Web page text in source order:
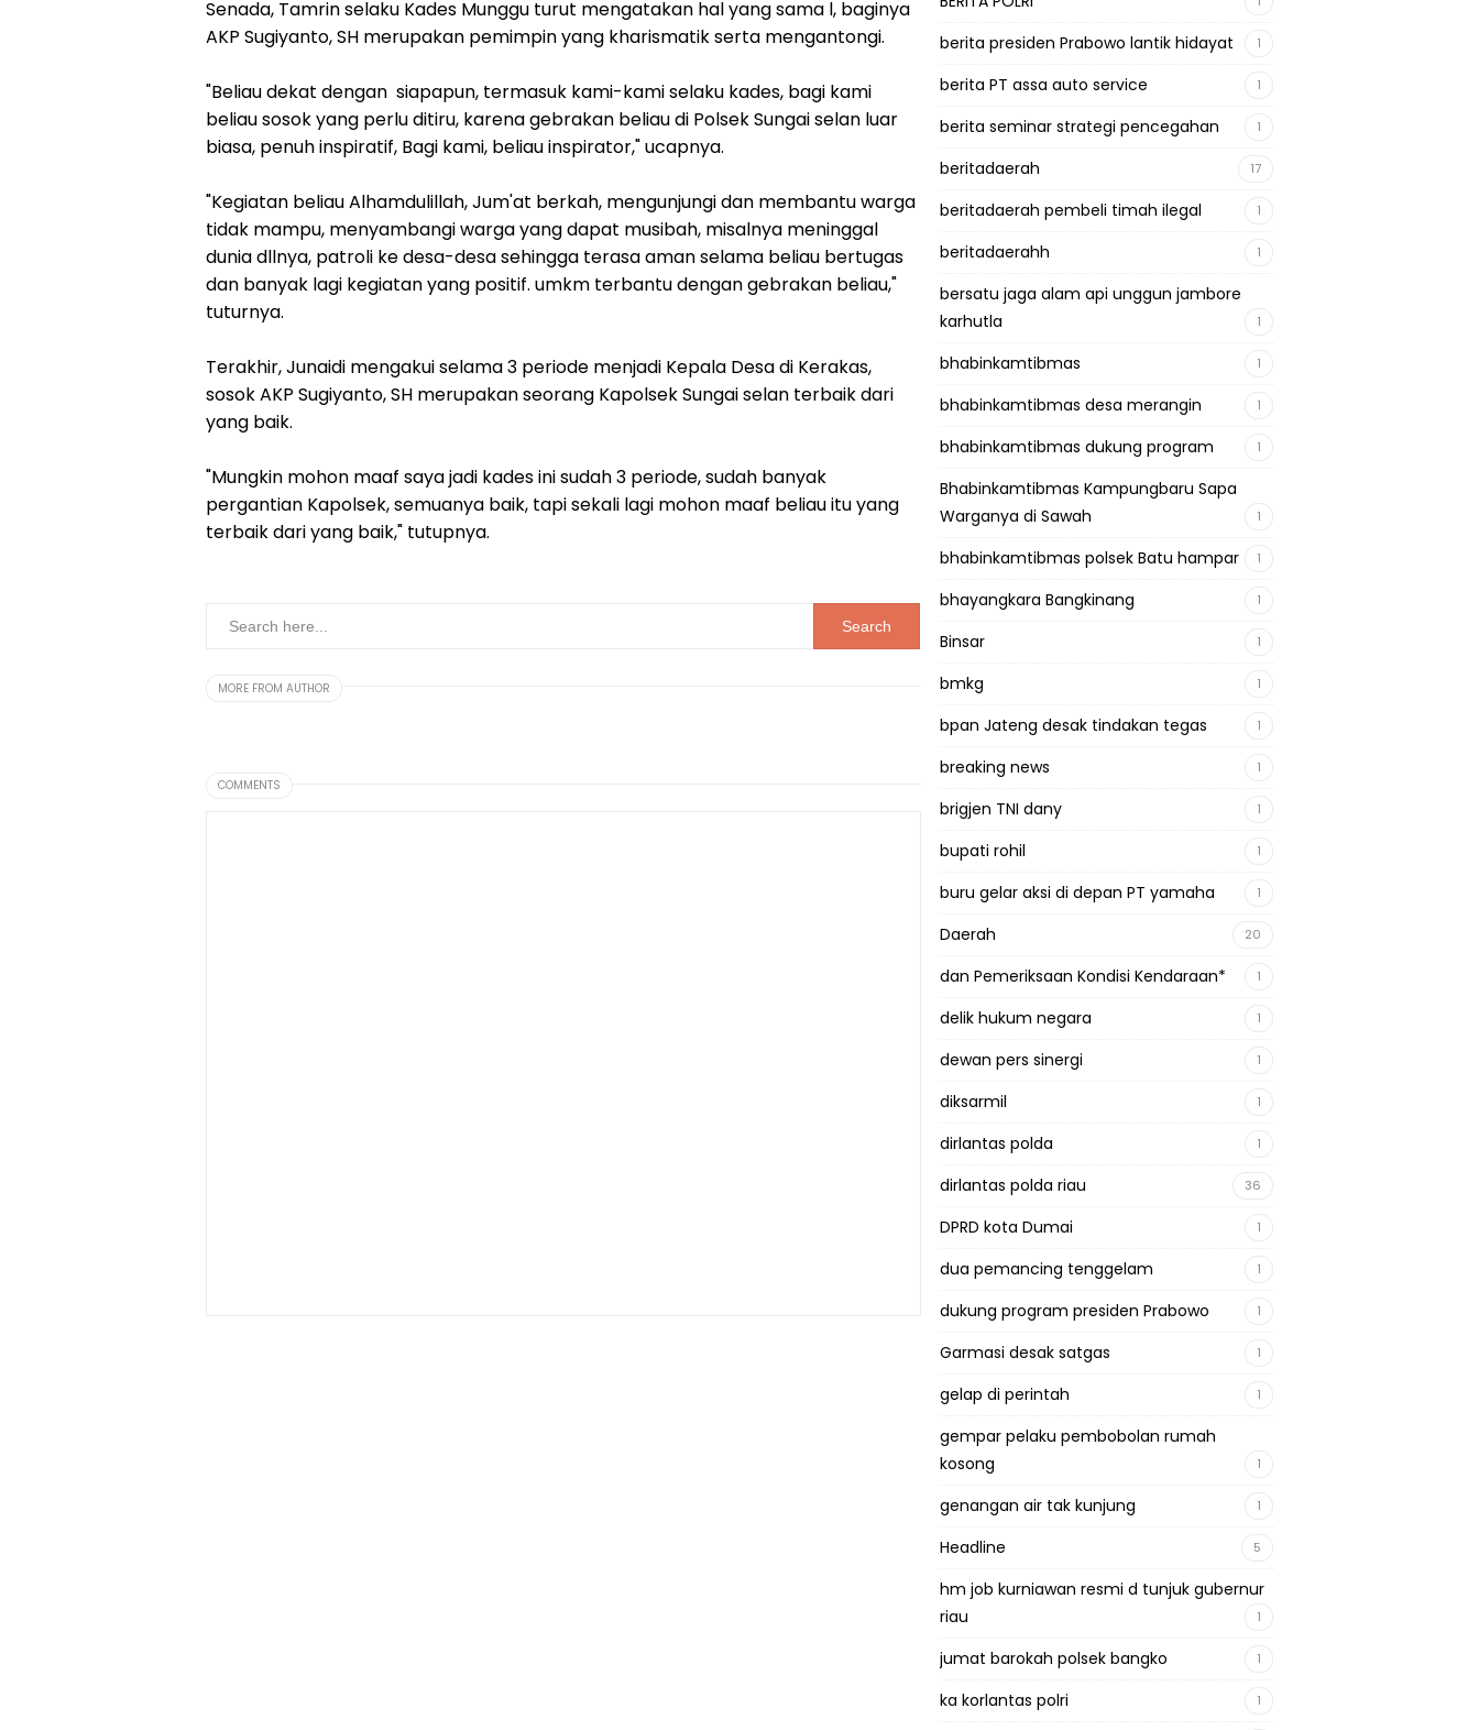
Senada, Tamrin selaku Kades Munggu turut mengatakan hal yang sama l, baginya
AKP Sugiyanto, SH merupakan pemimpin yang kharismatik serta mengantongi.
"Beliau dekat dengan siapapun, termasuk kami-kami selaku kades, bagi kami
beliau sosok yang perlu ditiru, karena gebrakan beliau di Polsek Sungai selan luar
biasa, penuh inspiratif, Bagi kami, beliau inspirator," ucapnya.
"Kegiatan beliau Alhamdulillah, Jum'at berkah, mengunjungi dan membantu warga
tidak mampu, menyambangi warga yang dapat musibah, misalnya meninggal
dunia dllnya, patroli ke desa-desa sehingga terasa aman selama beliau bertugas
dan banyak lagi kegiatan yang positif. umkm terbantu dengan gebrakan beliau,"
tuturnya.
Terakhir, Junaidi mengakui selama 3 periode menjadi Kepala Desa di Kerakas,
sosok AKP Sugiyanto, SH merupakan seorang Kapolsek Sungai selan terbaik dari
yang baik.
"Mungkin mohon maaf saya jadi kades ini sudah 3 periode, sudah banyak
pergantian Kapolsek, semuanya baik, tapi sekali lagi mohon maaf beliau itu yang
terbaik dari yang baik," tutupnya.
MORE FROM AUTHOR
COMMENTS
berita presiden Prabowo lantik hidayat 1
berita PT assa auto service 1
berita seminar strategi pencegahan 1
beritadaerah 17
beritadaerah pembeli timah ilegal 1
beritadaerahh 1
bersatu jaga alam api unggun jambore
karhutla
1
bhabinkamtibmas 1
bhabinkamtibmas desa merangin 1
bhabinkamtibmas dukung program 1
Bhabinkamtibmas Kampungbaru Sapa
Warganya di Sawah
1
bhabinkamtibmas polsek Batu hampar 1
bhayangkara Bangkinang 1
Binsar 1
bmkg 1
bpan Jateng desak tindakan tegas 1
breaking news 1
brigjen TNI dany 1
bupati rohil 1
buru gelar aksi di depan PT yamaha 1
Daerah 20
dan Pemeriksaan Kondisi Kendaraan* 1
delik hukum negara 1
dewan pers sinergi 1
diksarmil 1
dirlantas polda 1
dirlantas polda riau 36
DPRD kota Dumai 1
dua pemancing tenggelam 1
dukung program presiden Prabowo 1
Garmasi desak satgas 1
gelap di perintah 1
gempar pelaku pembobolan rumah
kosong
1
genangan air tak kunjung 1
Headline 5
hm job kurniawan resmi d tunjuk gubernur
riau
1
jumat barokah polsek bangko 1
ka korlantas polri 1